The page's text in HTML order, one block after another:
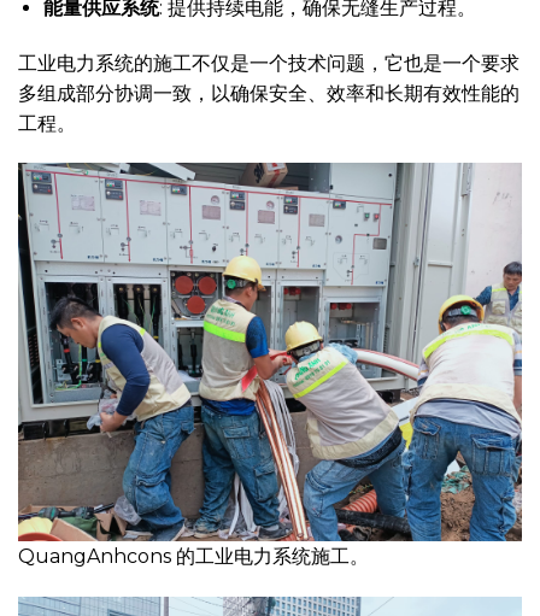
能量供应系统: 提供持续电能，确保无缝生产过程。
工业电力系统的施工不仅是一个技术问题，它也是一个要求
多组成部分协调一致，以确保安全、效率和长期有效性能的
工程。
QuangAnhcons 的工业电力系统施工。